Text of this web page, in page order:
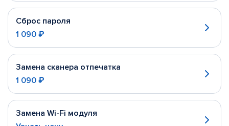
Сброс пароля
1 090 ₽
Замена сканера отпечатка
1 090 ₽
Замена Wi-Fi модуля